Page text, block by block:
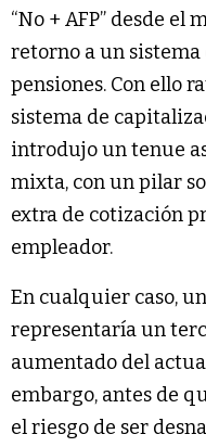
“No + AFP” desde
retorno a un
pensiones. Con ello
sistema de
introdujo un tenue
mixta, con un pilar
extra de cotización
empleador.
En cualquier caso,
representaría un
aumentado del
embargo, antes de
el riesgo de ser